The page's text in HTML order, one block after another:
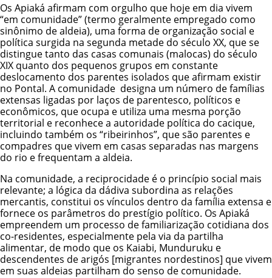
Os Apiaká afirmam com orgulho que hoje em dia vivem
“em comunidade” (termo geralmente empregado como
sinônimo de aldeia), uma forma de organização social e
política surgida na segunda metade do século XX, que se
distingue tanto das casas comunais (malocas) do século
XIX quanto dos pequenos grupos em constante
deslocamento dos parentes isolados que afirmam existir
no Pontal. A comunidade designa um número de famílias
extensas ligadas por laços de parentesco, políticos e
econômicos, que ocupa e utiliza uma mesma porção
territorial e reconhece a autoridade política do cacique,
incluindo também os “ribeirinhos”, que são parentes e
compadres que vivem em casas separadas nas margens
do rio e frequentam a aldeia.
Na comunidade, a reciprocidade é o princípio social mais
relevante; a lógica da dádiva subordina as relações
mercantis, constitui os vínculos dentro da família extensa e
fornece os parâmetros do prestígio político. Os Apiaká
empreendem um processo de familiarização cotidiana dos
co-residentes, especialmente pela via da partilha
alimentar, de modo que os Kaiabi, Munduruku e
descendentes de arigós [migrantes nordestinos] que vivem
em suas aldeias partilham do senso de comunidade.